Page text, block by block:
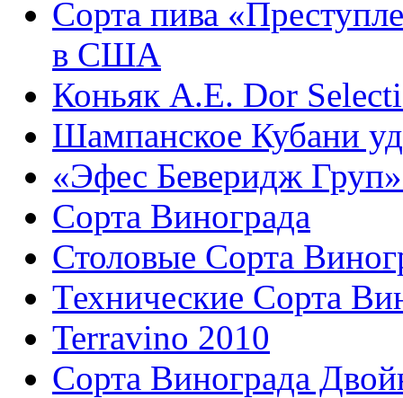
Сорта пива
в США
Коньяк A.E. Dor
Шампанское Кубани
«Эфес Беверидж
Сорта Винограда
Столовые Сорта
Технические Сорта
Terravino 2010
Сорта Винограда